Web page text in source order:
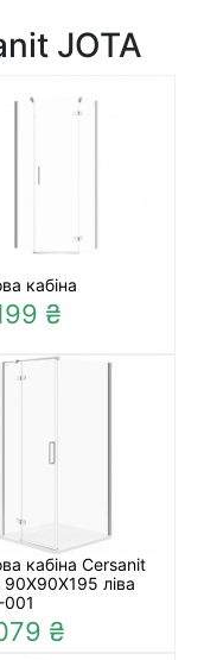
JOTA
кабіна
₴
кабіна Cersanit
90X90X195 ліва
001
₴